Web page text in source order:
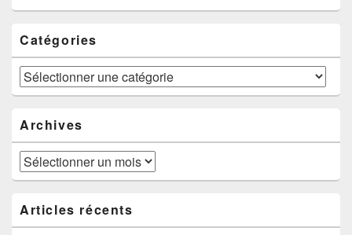
Catégories
Catégories
Archives
Archives
Articles récents